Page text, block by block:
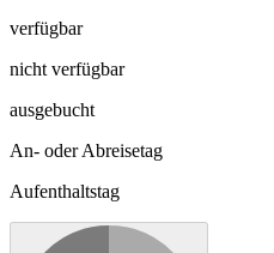
verfügbar
nicht verfügbar
ausgebucht
An- oder Abreisetag
Aufenthaltstag